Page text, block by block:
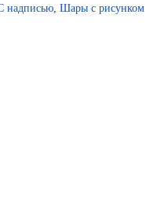
надписью Шары с рисунком